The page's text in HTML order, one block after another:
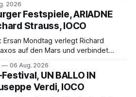
Maxime Pascal entfaltet
Philippe Sly berührt als
2026
Festspiele, ARIADNE
Strauss, IOCO
Mondtag verlegt Richard
auf den Mars und verbindet
Solisten und den Wiener
bleibt der zweite Akt jedoch
zurück.
06 Aug. 2026
UN BALLO IN
Verdi, IOCO